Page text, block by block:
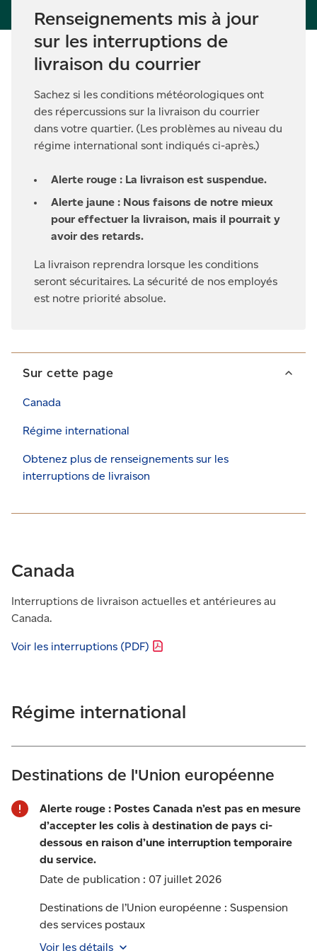
Renseignements mis à jour
sur les interruptions de
livraison du courrier
Sachez si les conditions météorologiques ont
des répercussions sur la livraison du courrier
dans votre quartier. (Les problèmes au niveau du
régime international sont indiqués ci-après.)
Alerte rouge : La livraison est suspendue.
Alerte jaune : Nous faisons de notre mieux
pour effectuer la livraison, mais il pourrait y
avoir des retards.
La livraison reprendra lorsque les conditions
seront sécuritaires. La sécurité de nos employés
est notre priorité absolue.
Sur cette page
Canada
Régime international
Obtenez plus de renseignements sur les
interruptions de livraison
Canada
Interruptions de livraison actuelles et antérieures au
Canada.
Voir les interruptions (PDF)
Régime international
Destinations de l'Union européenne
Alerte rouge : Postes Canada n’est pas en mesure
d’accepter les colis à destination de pays ci-
dessous en raison d’une interruption temporaire
du service.
Date de publication : 07 juillet 2026
Destinations de l’Union européenne : Suspension
des services postaux
Voir les détails